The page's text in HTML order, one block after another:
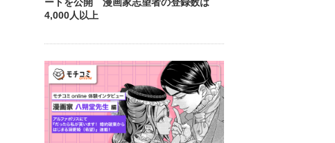
ートを公開 漫画家志望者の登録数は
4,000人以上